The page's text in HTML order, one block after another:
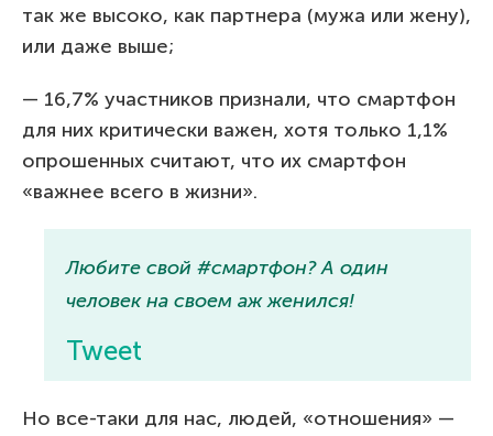
так же высоко, как партнера (мужа или жену),
или даже выше;
— 16,7% участников признали, что смартфон
для них критически важен, хотя только 1,1%
опрошенных считают, что их смартфон
«важнее всего в жизни».
Любите свой #смартфон? А один
человек на своем аж женился!
Tweet
Но все-таки для нас, людей, «отношения» —